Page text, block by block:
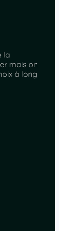
la
mais on
à long